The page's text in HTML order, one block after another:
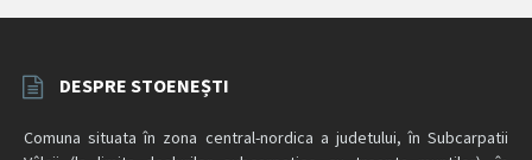
DESPRE STOENEȘTI
Comuna situata în zona central-nordica a judetului, în Subcarpatii